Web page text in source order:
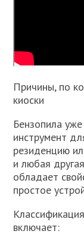
Причины, по
киоски
Бензопила
инструмент
резиденцию
и любая
обладает
простое
включает: